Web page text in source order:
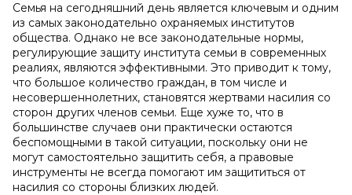
Семья на сегодняшний день является ключевым и одним
из самых законодательно охраняемых институтов
общества. Однако не все законодательные нормы,
регулирующие защиту института семьи в современных
реалиях, являются эффективными. Это приводит к тому,
что большое количество граждан, в том числе и
несовершеннолетних, становятся жертвами насилия со
сторон других членов семьи. Еще хуже то, что в
большинстве случаев они практически остаются
беспомощными в такой ситуации, поскольку они не
могут самостоятельно защитить себя, а правовые
инструменты не всегда помогают им защититься от
насилия со стороны близких людей.